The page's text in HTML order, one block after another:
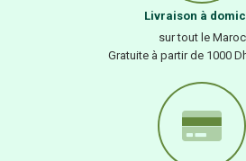
Livraison à
sur tout le Maroc
Gratuite à partir de 1000